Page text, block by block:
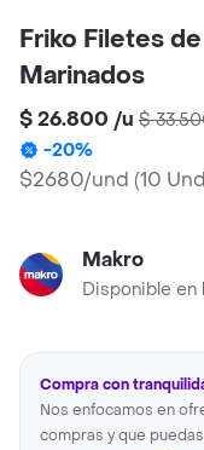
Friko Filetes
Marinados
$ 26.800 /u $
-20%
$2680/und (10 Und
Makro
Disponible en
Compra con
Nos enfocamos en
compras y que